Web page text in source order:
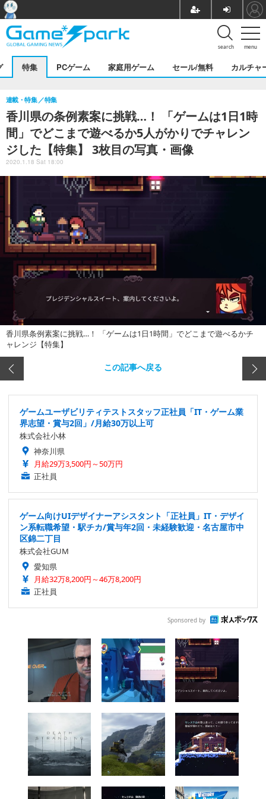
menu
search
特集 PCゲーム 家庭用ゲーム セール/無料 カルチャ
香川県の条例素案に挑戦…！ 「ゲームは1日1時
間」でどこまで遊べるか5人がかりでチャレン
ジした【特集】 3枚目の写真・画像
連載・特集 特集
2020.1.18 Sat 18:00
香川県条例素案に挑戦…！ 「ゲームは1日1時間」でどこまで遊べるかチ
ャレンジ【特集】
この記事へ戻る
ゲームユーザビリティテストスタッフ正社員「IT・ゲーム業
界志望・賞与2回」/月給30万以上可
株式会社小林
神奈川県
月給29万3,500円～50万円
正社員
ゲーム向けUIデザイナーアシスタント「正社員」IT・デザイ
ン系転職希望・駅チカ/賞与年2回・未経験歓迎・名古屋市中
区錦二丁目
株式会社GUM
愛知県
月給32万8,200円～46万8,200円
正社員
Sponsored by